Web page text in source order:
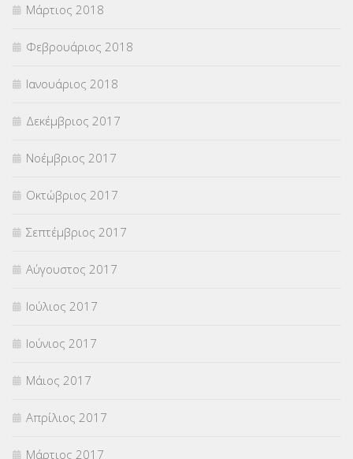
Μάρτιος 2018
Φεβρουάριος 2018
Ιανουάριος 2018
Δεκέμβριος 2017
Νοέμβριος 2017
Οκτώβριος 2017
Σεπτέμβριος 2017
Αύγουστος 2017
Ιούλιος 2017
Ιούνιος 2017
Μάιος 2017
Απρίλιος 2017
Μάρτιος 2017